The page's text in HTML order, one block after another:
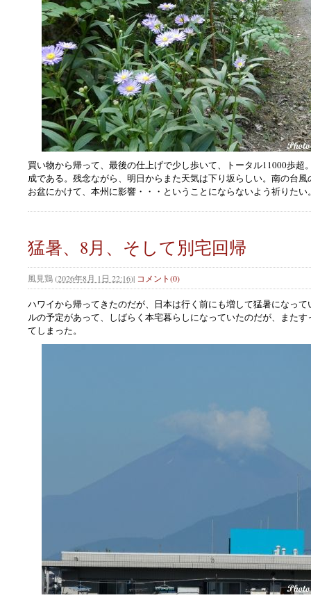
買い物から帰って、最後の仕上げで少し歩いて、トータル11000歩超
成である。残念ながら、明日からまた天気は下り坂らしい。南の台
お盆にかけて、本州に影響・・・ということにならないよう祈りたい
猛暑、8月、そして別宅回帰
風見鶏(2026年8月 1日 22:16)| コメント(0)
ハワイから帰ってきたのだが、日本は行く前にも増して猛暑になっ
ルの予定があって、しばらく本宅暮らしになっていたのだが、また
てしまった。